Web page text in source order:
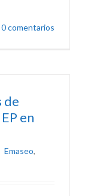
0 comentarios
de
en
Emaseo,